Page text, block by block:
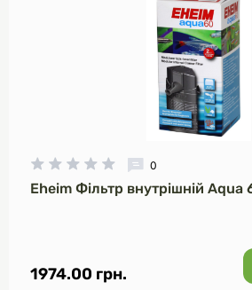
0
Eheim Фільтр внутрішній Aqua
1974.00 грн.